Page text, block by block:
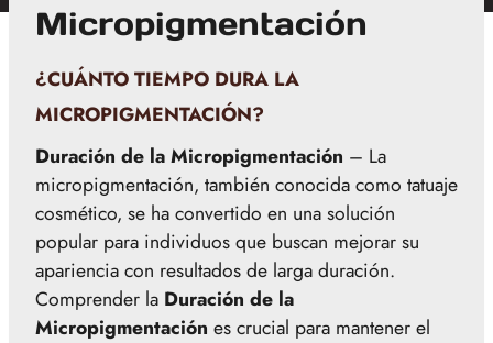
Micropigmentación
¿CUÁNTO TIEMPO DURA LA
MICROPIGMENTACIÓN?
Duración de la Micropigmentación – La
micropigmentación, también conocida como tatuaje
cosmético, se ha convertido en una solución
popular para individuos que buscan mejorar su
apariencia con resultados de larga duración.
Comprender la Duración de la
Micropigmentación es crucial para mantener el